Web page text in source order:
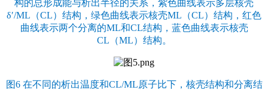
构的总形成能与析出半径的关系，紫色曲线表示多层核壳
δ′/ML（CL）结构，绿色曲线表示核壳ML（CL）结构，红色
曲线表示两个分离的ML和CL结构，蓝色曲线表示核壳
CL（ML）结构。
图6 在不同的析出温度和CL/ML原子比下，核壳结构和分离结